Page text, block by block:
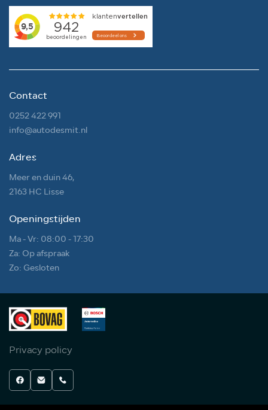
Contact
0252 422 991
info@autodesmit.nl
Adres
Meer en duin 46,
2163 HC Lisse
Openingstijden
Ma - Vr: 08:00 - 17:30
Za: Op afspraak
Zo: Gesloten
Privacy policy